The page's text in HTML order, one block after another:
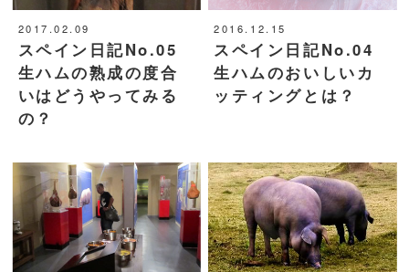
2017.02.09
スペイン日記No.05
生ハムの熟成の度合
いはどうやってみる
の？
2016.12.15
スペイン日記No.04
生ハムのおいしいカ
ッティングとは？